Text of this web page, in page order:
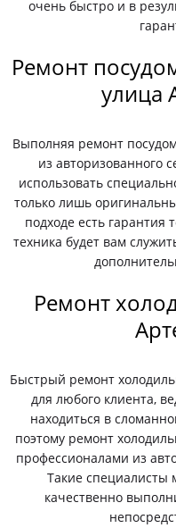
очень быстро и в
Ремонт
улица
Выполняя ремонт
из авторизованного
использовать
только лишь
подходе есть гарантия
техника будет вам
Ремонт
Быстрый ремонт
для любого клиента,
находиться в
поэтому ремонт
профессионалами из
Такие специалисты
качественно